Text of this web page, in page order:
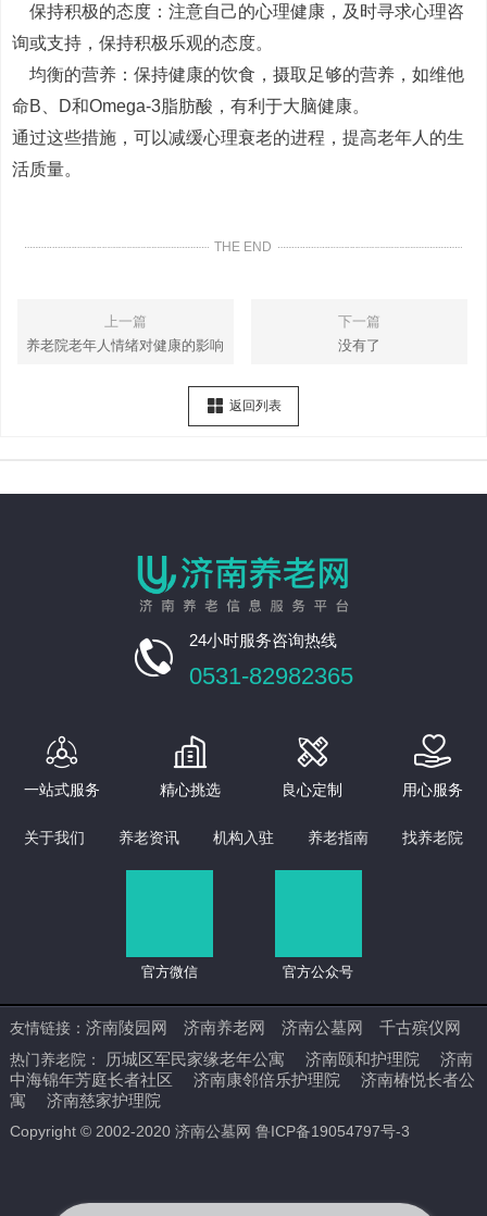
保持积极的态度：注意自己的心理健康，及时寻求心理咨
询或支持，保持积极乐观的态度。
均衡的营养：保持健康的饮食，摄取足够的营养，如维他
命B、D和Omega-3脂肪酸，有利于大脑健康。
通过这些措施，可以减缓心理衰老的进程，提高老年人的生
活质量。
THE END
上一篇
养老院老年人情绪对健康的影响
下一篇
没有了
返回列表
 24小时服务咨询热线
0531-82982365

一站式服务

精心挑选

良心定制

用心服务
关于我们 养老资讯 机构入驻 养老指南 找养老院
官方微信 官方公众号
友情链接： 济南陵园网 济南养老网 济南公墓网 千古殡仪网
热门养老院： 历城区军民家缘老年公寓 济南颐和护理院
济南
中海锦年芳庭长者社区
济南康邻倍乐护理院
济南椿悦长者公
寓
济南慈家护理院
Copyright © 2002-2020 济南公墓网 鲁ICP备19054797号-3